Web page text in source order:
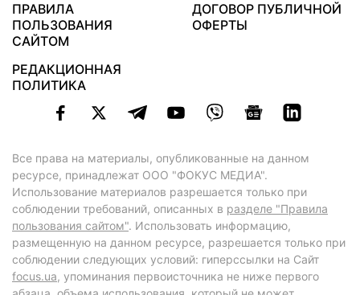
ПРАВИЛА
ПОЛЬЗОВАНИЯ
САЙТОМ
ДОГОВОР ПУБЛИЧНОЙ
ОФЕРТЫ
РЕДАКЦИОННАЯ
ПОЛИТИКА
Все права на материалы, опубликованные на данном
ресурсе, принадлежат ООО "ФОКУС МЕДИА".
Использование материалов разрешается только при
соблюдении требований, описанных в разделе "Правила
пользования сайтом". Использовать информацию,
размещенную на данном ресурсе, разрешается только при
соблюдении следующих условий: гиперссылки на Сайт
focus.ua, упоминания первоисточника не ниже первого